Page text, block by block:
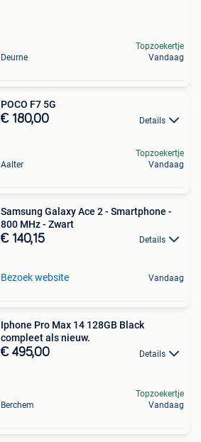
Deurne
Topzoekertje
Vandaag
POCO F7 5G
€ 180,00 Details
Aalter
Topzoekertje
Vandaag
Samsung Galaxy Ace 2 - Smartphone -
800 MHz - Zwart
€ 140,15 Details
Bezoek website Vandaag
Iphone Pro Max 14 128GB Black
compleet als nieuw.
€ 495,00 Details
Berchem
Topzoekertje
Vandaag